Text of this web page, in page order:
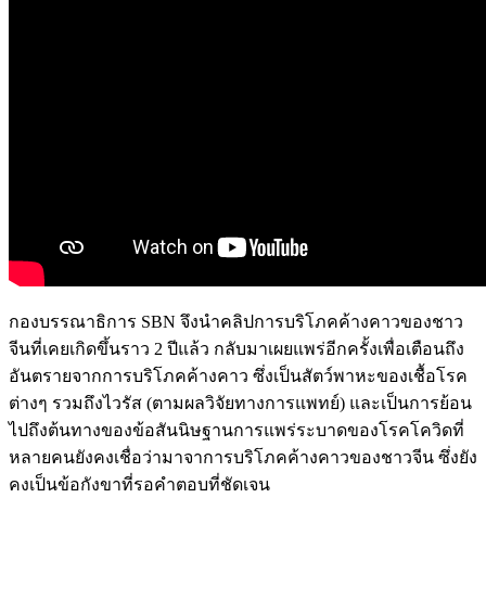
กองบรรณาธิการ SBN จึงนำคลิปการบริโภคค้างคาวของชาว
จีนที่เคยเกิดขึ้นราว 2 ปีแล้ว กลับมาเผยแพร่อีกครั้งเพื่อเตือนถึง
อันตรายจากการบริโภคค้างคาว ซึ่งเป็นสัตว์พาหะของเชื้อโรค
ต่างๆ รวมถึงไวรัส (ตามผลวิจัยทางการแพทย์) และเป็นการย้อน
ไปถึงต้นทางของข้อสันนิษฐานการแพร่ระบาดของโรคโควิดที่
หลายคนยังคงเชื่อว่ามาจาการบริโภคค้างคาวของชาวจีน ซึ่งยัง
คงเป็นข้อกังขาที่รอคำตอบที่ชัดเจน